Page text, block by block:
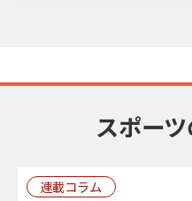
スポー
連載コラム